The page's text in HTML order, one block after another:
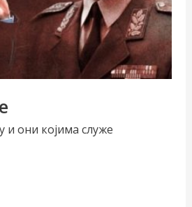
и они којима служе